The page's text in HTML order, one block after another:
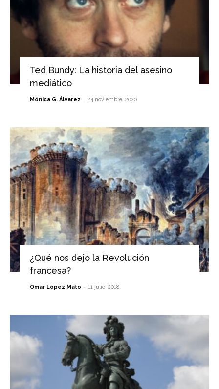
Ted Bundy: La historia del asesino
mediático
Mónica G. Álvarez - 24 noviembre, 2020
¿Qué nos dejó la Revolución
francesa?
Omar López Mato - 11 julio, 2018